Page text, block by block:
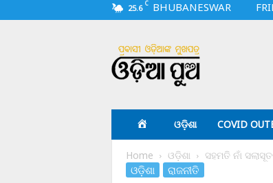
25.6 C BHUBANESWAR
i
a
ଓଡ଼ିଶା COVID
Home ଓଡ଼ିଶା ସହମତି ନାଁ
ଓଡ଼ିଶା ରାଜନୀତି